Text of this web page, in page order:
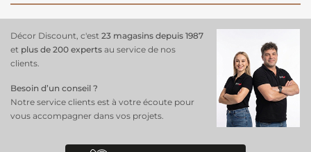
Décor Discount, c'est 23 magasins depuis 1987
et plus de 200 experts au service de nos
clients.
Besoin d’un conseil ?
Notre service clients est à votre écoute pour
vous accompagner dans vos projets.